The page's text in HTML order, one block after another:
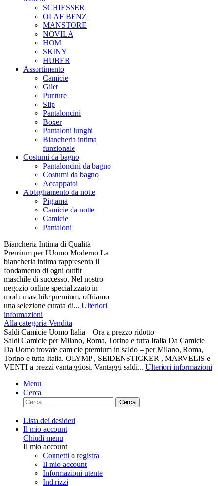
SCHIESSER
OLAF BENZ
MANSTORE
NOVILA
HOM
SKINY
HUBER
Assortimento
Camicie
Gilet
Punture
Slip
Pantaloncini
Boxer
Pantaloni lunghi
Biancheria intima
funzionale
Costumi da bagno
Pantaloncini da bagno
Costumi da bagno
Accappatoi
Abbigliamento da notte
Pigiama
Camicie da notte
Camicie
Pantaloni
Biancheria Intima di Qualità
Premium per l'Uomo Moderno La
biancheria intima rappresenta il
fondamento di ogni outfit
maschile di successo. Nel nostro
negozio online specializzato in
moda maschile premium, offriamo
una selezione curata di... Ulteriori
informazioni
Alla categoria Vendita
Saldi Camicie Uomo Italia – Ora a prezzo ridotto
Saldi Camicie per Milano, Roma, Torino e tutta Italia Da Camicie
Da Uomo trovate camicie premium in saldo – per Milano, Roma,
Torino e tutta Italia. OLYMP , SEIDENSTICKER , MARVELIS e
VENTI a prezzi vantaggiosi. Vantaggi saldi... Ulteriori informazioni
Menu
Cerca
Cerca
Lista dei desideri
Il mio account
Chiudi menu
Il mio account
Connetti o registra
Il mio account
Informazioni utente
Indirizzi